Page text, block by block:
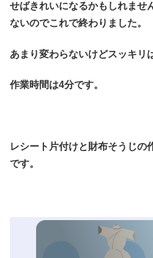
せばきれいになるかもしれませ
ないのでこれで終わりました。
あまり変わらないけどスッキリ
作業時間は4分です。
レシート片付けと財布そうじの
です。